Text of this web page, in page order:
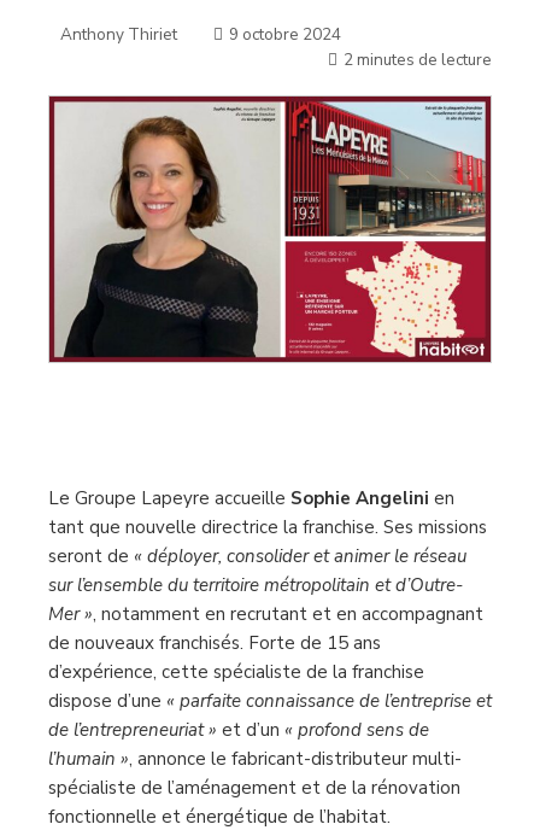
Anthony Thiriet
9 octobre 2024
2 minutes de lecture
Le Groupe Lapeyre accueille Sophie Angelini en
tant que nouvelle directrice la franchise. Ses missions
seront de « déployer, consolider et animer le réseau
sur l’ensemble du territoire métropolitain et d’Outre-
Mer », notamment en recrutant et en accompagnant
de nouveaux franchisés. Forte de 15 ans
d’expérience, cette spécialiste de la franchise
dispose d’une « parfaite connaissance de l’entreprise et
de l’entrepreneuriat » et d’un « profond sens de
l’humain », annonce le fabricant-distributeur multi-
spécialiste de l’aménagement et de la rénovation
fonctionnelle et énergétique de l’habitat.